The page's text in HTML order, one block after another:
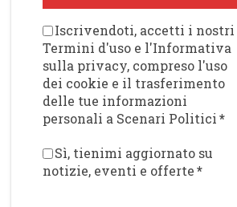
Iscrivendoti, accetti i nostri
Termini d'uso e l'Informativa
sulla privacy, compreso l'uso
dei cookie e il trasferimento
delle tue informazioni
personali a Scenari Politici *
Sì, tienimi aggiornato su
notizie, eventi e offerte *